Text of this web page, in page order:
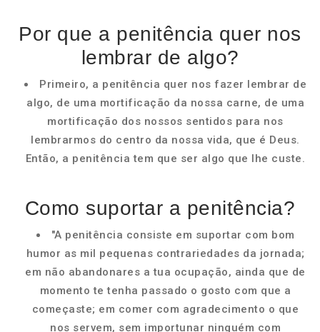
Por que a penitência quer nos
lembrar de algo?
Primeiro, a penitência quer nos fazer lembrar de
algo, de uma mortificação da nossa carne, de uma
mortificação dos nossos sentidos para nos
lembrarmos do centro da nossa vida, que é Deus.
Então, a penitência tem que ser algo que lhe custe.
Como suportar a penitência?
"A penitência consiste em suportar com bom
humor as mil pequenas contrariedades da jornada;
em não abandonares a tua ocupação, ainda que de
momento te tenha passado o gosto com que a
começaste; em comer com agradecimento o que
nos servem, sem importunar ninguém com